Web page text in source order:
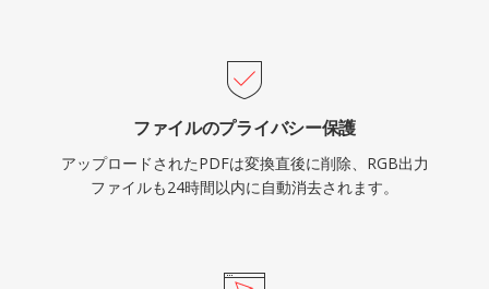
ファイルのプライバシー保護
アップロードされたPDFは変換直後に削除、RGB出力
ファイルも24時間以内に自動消去されます。